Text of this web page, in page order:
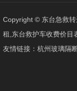
Copyright © 东台急救
租,东台救护车收费价目
友情链接： 杭州玻璃隔